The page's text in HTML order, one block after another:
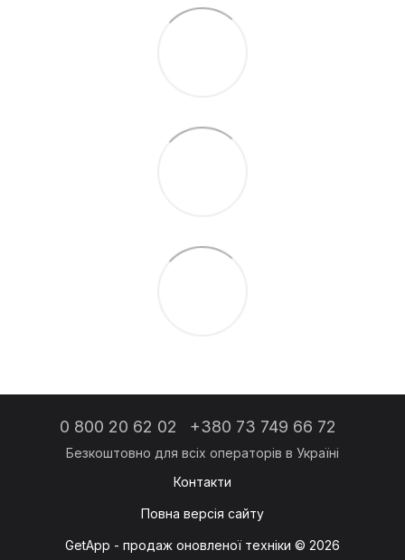
0 800 20 62 02 +380 73 749 66 72
Контакти
Повна версія сайту
GetApp - продаж оновленої техніки © 2026